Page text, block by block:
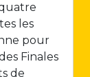
les
pour
Finales
de